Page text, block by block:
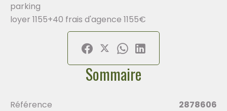
parking
loyer 1155+40 frais d'agence 1155€
Sommaire
Référence 2878606